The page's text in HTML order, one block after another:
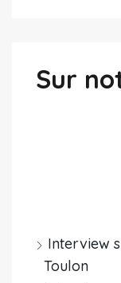
Sur
Interview
Toulon